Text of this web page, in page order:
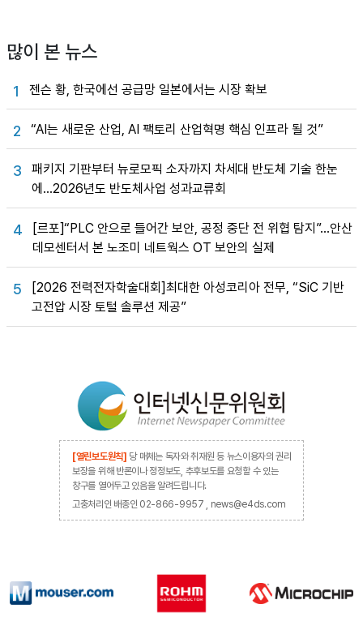
많이 본 뉴스
1 젠슨 황, 한국에선 공급망 일본에서는 시장 확보
2 “AI는 새로운 산업, AI 팩토리 산업혁명 핵심 인프라 될 것”
3
패키지 기판부터 뉴로모픽 소자까지 차세대 반도체 기술 한눈
에…2026년도 반도체사업 성과교류회
4
[르포]“PLC 안으로 들어간 보안, 공정 중단 전 위협 탐지”…안산
데모센터서 본 노조미 네트웍스 OT 보안의 실제
5
[2026 전력전자학술대회]최대한 아성코리아 전무, “SiC 기반
고전압 시장 토털 솔루션 제공”
[열린보도원칙] 당 매체는 독자와 취재원 등 뉴스이용자의 권리
보장을 위해 반론이나 정정보도, 추후보도를 요청할 수 있는
창구를 열어두고 있음을 알려드립니다.
고충처리인 배종인 02-866-9957 , news@e4ds.com